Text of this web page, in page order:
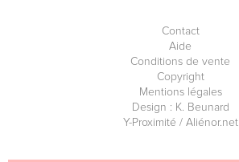
Contact
Aide
Conditions de vente
Copyright
Mentions légales
Design : K. Beunard
Y-Proximité / Aliénor.net